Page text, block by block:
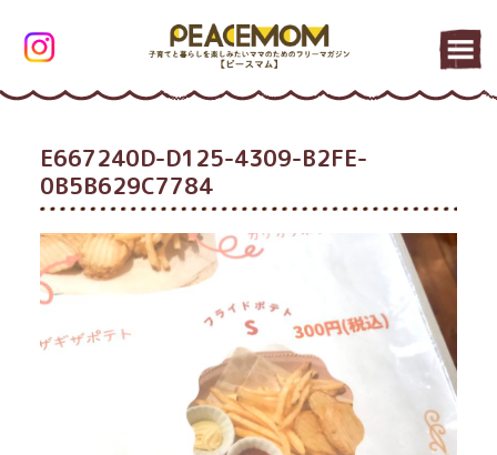
E667240D-D125-4309-B2FE-
0B5B629C7784